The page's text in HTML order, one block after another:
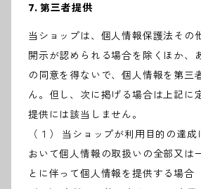
7. 第三者提供
当ショップは、個人情報保護法その
開示が認められる場合を除くほか、
の同意を得ないで、個人情報を第三
ん。但し、次に掲げる場合は上記に
提供には該当しません。
（１） 当ショップが利用目的の達
おいて個人情報の取扱いの全部又は
とに伴って個人情報を提供する場合